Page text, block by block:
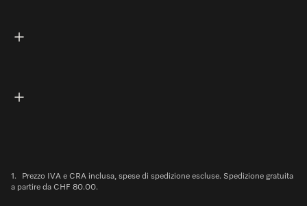
1.
Prezzo IVA e CRA inclusa, spese di spedizione escluse. Spedizione gratuita
a partire da CHF 80.00.